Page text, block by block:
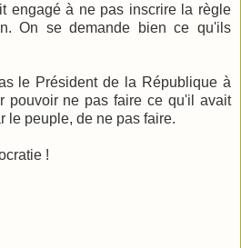
engagé à ne pas inscrire la règle
On se demande bien ce qu'ils
le Président de la République à
pouvoir ne pas faire ce qu'il avait
le peuple, de ne pas faire.
!